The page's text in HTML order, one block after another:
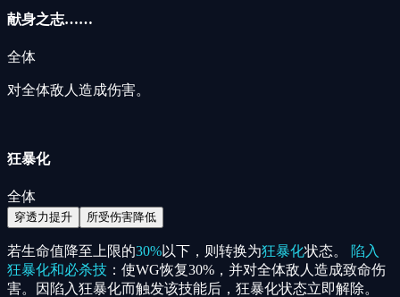
献身之志……
全体
对全体敌人造成伤害。
狂暴化
全体
穿透力提升 所受伤害降低
若生命值降至上限的30%以下，则转换为狂暴化状态。
陷入
狂暴化和必杀技 ：使WG恢复30%，并对全体敌人造成致命伤
害。因陷入狂暴化而触发该技能后，狂暴化状态立即解除。